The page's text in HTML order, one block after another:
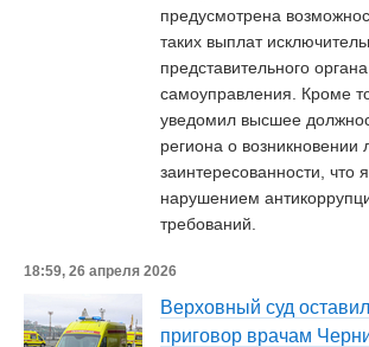
предусмотрена
таких выплат
представительного
самоуправления. Кроме
уведомил высшее
региона о возникновении
заинтересованности, что
нарушением
требований.
18:59, 26 апреля 2026
Верховный суд
приговор врачам